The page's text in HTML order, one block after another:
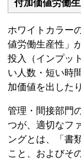
付加価値労働
ホワイトカラー
値労働生産性」
投入（インプッ
い人数・短い時
加価値を出した
管理・間接部門
つが、適切なフ
ングとは、「書
こと、およびそ